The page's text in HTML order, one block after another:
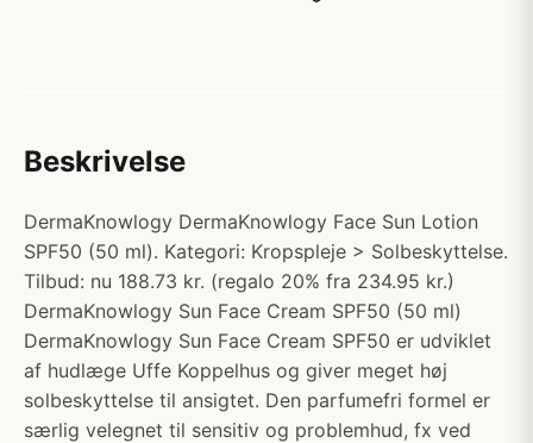
Beskrivelse
DermaKnowlogy DermaKnowlogy Face Sun Lotion
SPF50 (50 ml). Kategori: Kropspleje > Solbeskyttelse.
Tilbud: nu 188.73 kr. (regalo 20% fra 234.95 kr.)
DermaKnowlogy Sun Face Cream SPF50 (50 ml)
DermaKnowlogy Sun Face Cream SPF50 er udviklet
af hudlæge Uffe Koppelhus og giver meget høj
solbeskyttelse til ansigtet. Den parfumefri formel er
særlig velegnet til sensitiv og problemhud, fx ved